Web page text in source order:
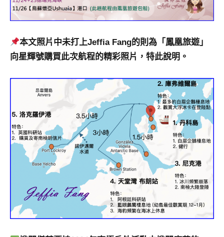
本文照片中未打上Jeffia Fang的則為「鳳凰旅遊」
向星輝號購買此次航程的精彩照片，特此說明。